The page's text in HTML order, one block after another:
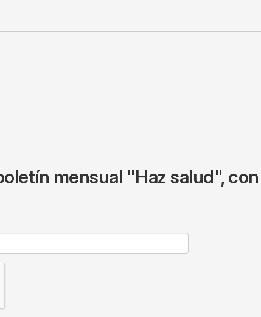
mensual "Haz salud",